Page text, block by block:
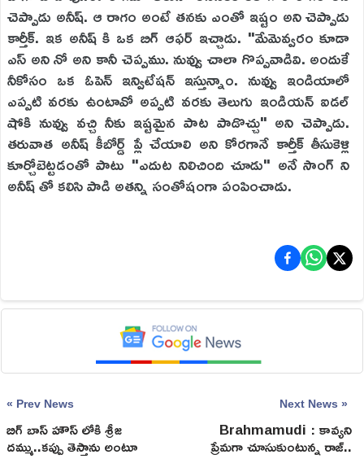
చెప్పాడు అనీష్. ఆ రాగం అంటే తనకు ఎంతో ఇష్టం అని చెప్పాడు
కార్తీక్. ఇక అనీష్ కి ఒక బిగ్ ఆఫర్ ఇచ్చాడు. "మేమెవ్వరం కూడా
ఎస్ అని నో అని కానీ చెప్పము. నువ్వు చాలా గొప్పవాడివి. అందుకే
నీకోసం ఒక ఓపెన్ ఇన్విటేషన్ ఇస్తున్నాం. నువ్వు ఇండియాలో
ఎప్పటి వరకు ఉంటావో అప్పటి వరకు తెలుగు ఇండియన్ ఐడల్
షోకి నువ్వు వచ్చి నీకు ఇష్టమైన పాట పాడొచ్చు" అని చెప్పాడు.
తరువాత అనీష్ కీబోర్డ్ ప్లే చేయాలి అని కోరగానే కార్తీక్ తీసుకెళ్లి
కూర్చోబెట్టడంతో పాటు "ఎదుట నిలిచింది చూడు" అనే సాంగ్ ని
అనీష్ తో కలిసి పాడి అతన్ని సంతోషంగా పంపించాడు.
« Prev News
బిగ్ బాస్ హౌస్ లోకి శ్రీజ
దమ్ము..కప్పు తెస్తాను అంటూ
Next News »
Brahmamudi : కావ్యని
ప్రేమగా చూసుకుంటున్న రాజ్..